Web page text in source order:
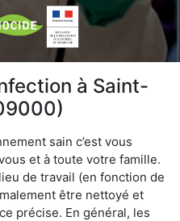
à Saint-
sain c’est vous
et à toute votre famille.
de travail (en fonction de
être nettoyé et
précise. En général, les